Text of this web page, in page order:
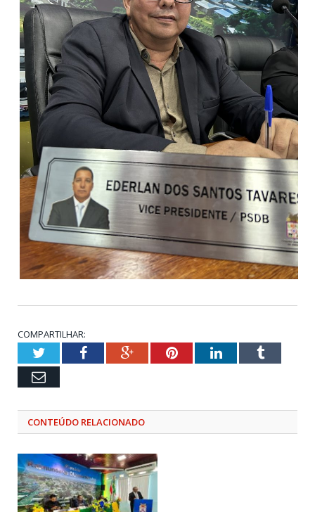
COMPARTILHAR:
TwitterFacebookGoogle+PinterestLinkedInTumblr
Email
CONTEÚDO RELACIONADO